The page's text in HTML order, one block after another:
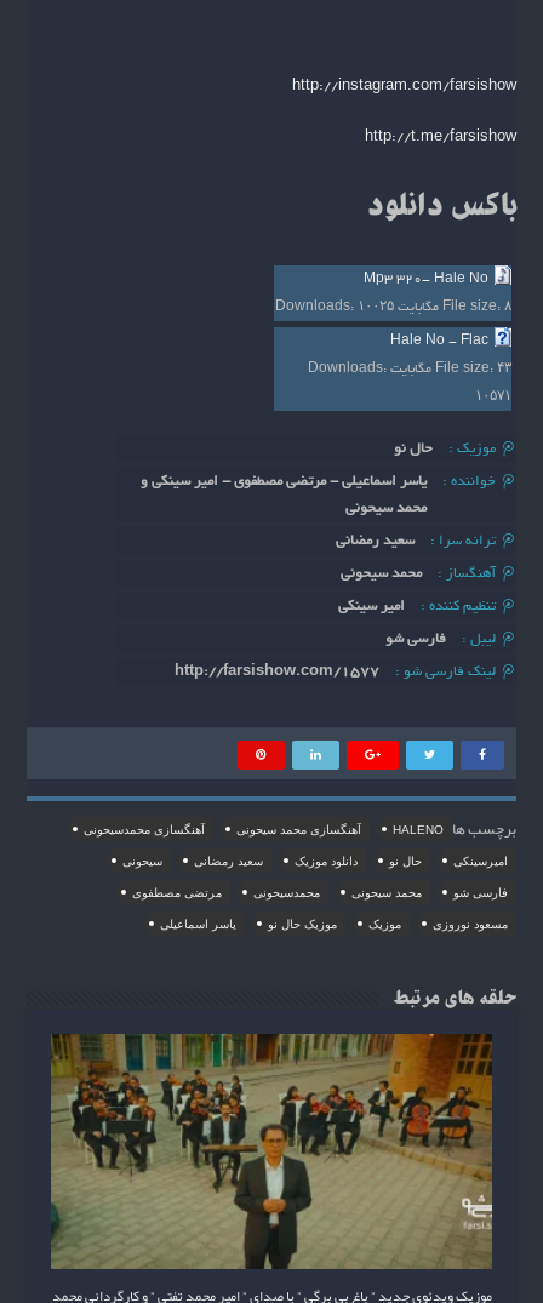
http://instagram.com/farsishow
http://t.me/farsishow
باکس دانلود
Mp3 320- Hale No
File size:۸ مگابایت Downloads:۱۰۰۲۵
Hale No - Flac
File size:۴۳ مگابایت
Downloads:
۱۰۵۷۱
موزیک :
حال نو
خواننده :
یاسر اسماعیلی - مرتضی مصطفوی - امیر سینکی و
محمد سیحونی
ترانه سرا :
سعید رمضانی
آهنگساز :
محمد سیحونی
تنظیم کننده :
امیر سینکی
لیبل :
فارسی شو
لینک فارسی شو :
http://farsishow.com/1577
برچسب ها HALENO آهنگسازی محمد سیحونی آهنگسازی محمدسیحونی
امیرسینکی حال نو دانلود موزیک سعید رمضانی سیحونی
فارسی شو محمد سیحونی محمدسیحونی مرتضی مصطفوی
مسعود نوروزی موزیک موزیک حال نو یاسر اسماعیلی
حلقه های مرتبط
موزیک ویدئوی جدید ” باغ بی برگی ” با صدای ” امیر محمد تفتی ” و کارگردانی محمد